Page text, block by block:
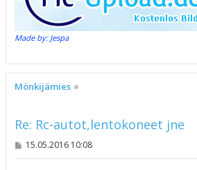
Made by: Jespa
Mönkijämies
Re: Rc-autot,lentokoneet jne
V15.05.2016 10:08